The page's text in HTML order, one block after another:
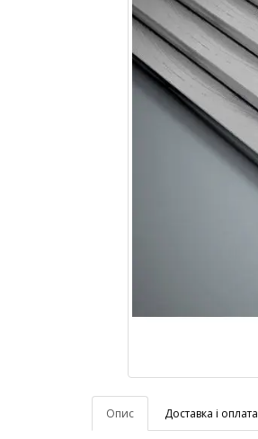
Опис Доставка і оплата